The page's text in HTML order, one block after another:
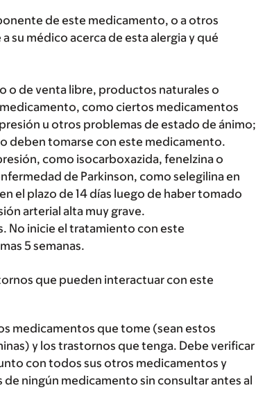
de este medicamento, o a otros
su médico acerca de esta alergia y qué
o de venta libre, productos naturales o
como ciertos medicamentos
u otros problemas de estado de ánimo;
deben tomarse con este medicamento.
como isocarboxazida, fenelzina o
de Parkinson, como selegilina en
el plazo de 14 días luego de haber tomado
arterial alta muy grave.
No inicie el tratamiento con este
5 semanas.
que pueden interactuar con este
medicamentos que tome (sean estos
y los trastornos que tenga. Debe verificar
con todos sus otros medicamentos y
ningún medicamento sin consultar antes al